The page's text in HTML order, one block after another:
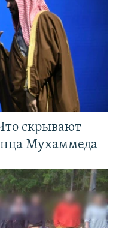
скрывают
Мухаммеда